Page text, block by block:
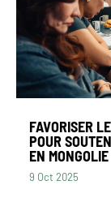
FAVORISER
POUR
EN MONGOLIE
9 Oct 2025